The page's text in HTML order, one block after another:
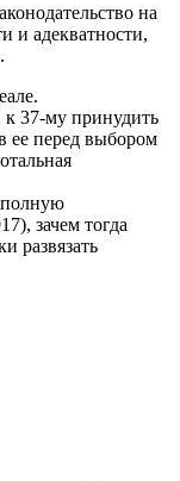
на
и адекватности,
к 37-му принудить
ее перед выбором
полную
зачем тогда
развязать